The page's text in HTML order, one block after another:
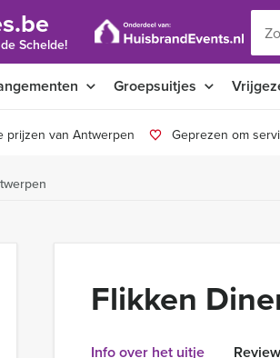
Schelde!
Groepsuitjes
prijzen van Antwerpen Geprezen om
Flikken
Info over het uitje